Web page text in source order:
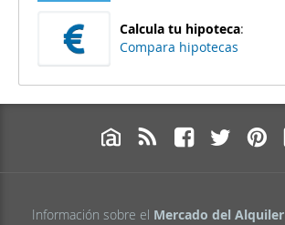
Calcula tu hipoteca:
Compara hipotecas
Información sobre el Mercado del Alquiler